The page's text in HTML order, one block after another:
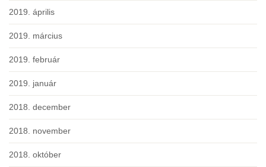
2019. április
2019. március
2019. február
2019. január
2018. december
2018. november
2018. október